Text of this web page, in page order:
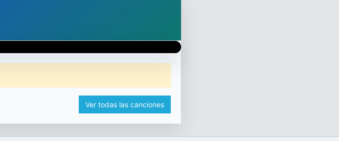
Ver todas las canciones